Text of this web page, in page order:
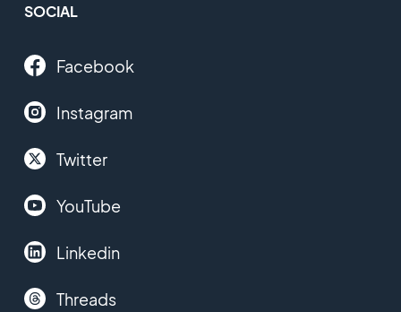
SOCIAL
Facebook
Instagram
Twitter
YouTube
Linkedin
Threads